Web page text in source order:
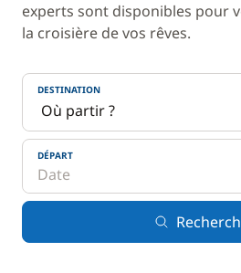
experts sont disponibles pour
la croisière de vos rêves.
DESTINATION
DÉPART